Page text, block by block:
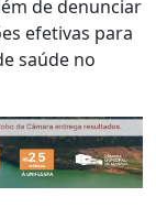
de denunciar
efetivas para
saúde no